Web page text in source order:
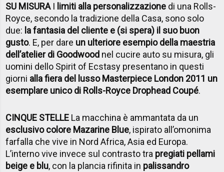
SU MISURAI limiti alla personalizzazione di una Rolls-
Royce, secondo la tradizione della Casa, sono solo
due: la fantasia del cliente e (si spera) il suo buon
gusto. E, per dare un ulteriore esempio della maestria
dell’atelier di Goodwood nel cucire auto su misura, gli
uomini dello Spirit of Ecstasy presentano in questi
giorni alla fiera del lusso Masterpiece London 2011 un
esemplare unico di Rolls-Royce Drophead Coupé.
CINQUE STELLE La macchina è ammantata da un
esclusivo colore Mazarine Blue, ispirato all’omonima
farfalla che vive in Nord Africa, Asia ed Europa.
L’interno vive invece sul contrasto tra pregiati pellami
beige e blu, con la plancia rifinita in palissandro